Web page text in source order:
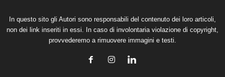
In questo sito gli Autori sono responsabili del contenuto dei loro articoli,
non dei link inseriti in essi. In caso di involontaria violazione di copyright,
provvederemo a rimuovere immagini e testi.